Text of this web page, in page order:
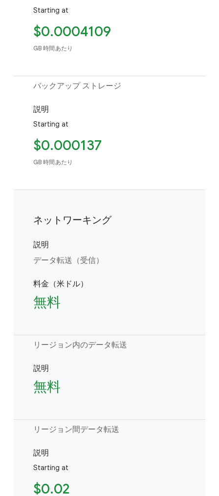
Starting at
$0.0004109
GB 時間あたり
バックアップ ストレージ
説明
Starting at
$0.000137
GB 時間あたり
ネットワーキング
説明
データ転送（受信）
料金（米ドル）
無料
リージョン内のデータ転送
説明
無料
リージョン間データ転送
説明
Starting at
$0.02